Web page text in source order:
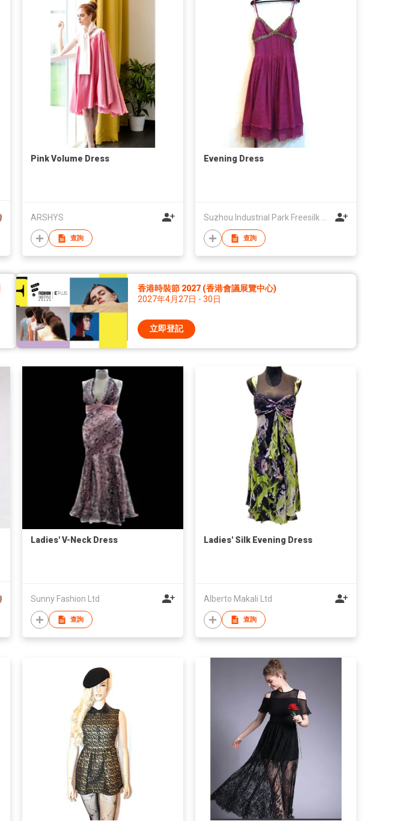
Pink Volume Dress
ARSHYS
查詢
Evening Dress
查詢
香港時裝節 2027 (香港會議展覽中心)
2027年4月27日 - 30日
立即登記
Ladies' V-Neck Dress
Sunny Fashion Ltd
查詢
Ladies' Silk Evening Dress
Alberto Makali Ltd
查詢